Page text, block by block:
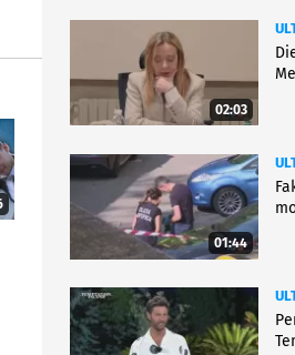
02:03
01:44